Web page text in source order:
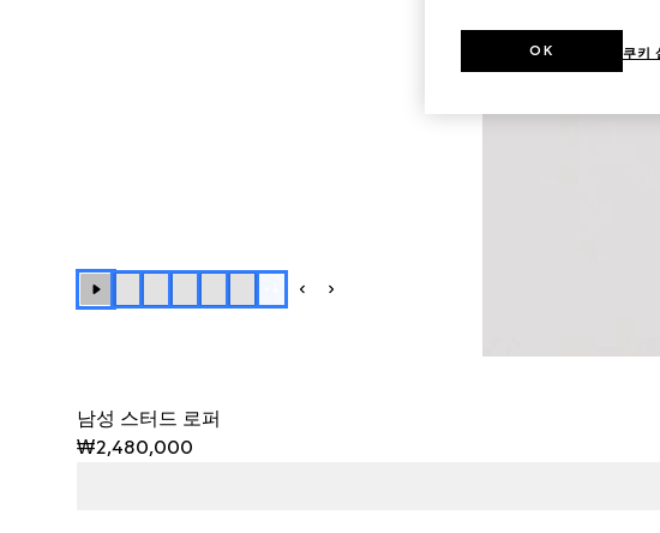
남성 스터드 로퍼
₩2,480,000
쿠키
OK